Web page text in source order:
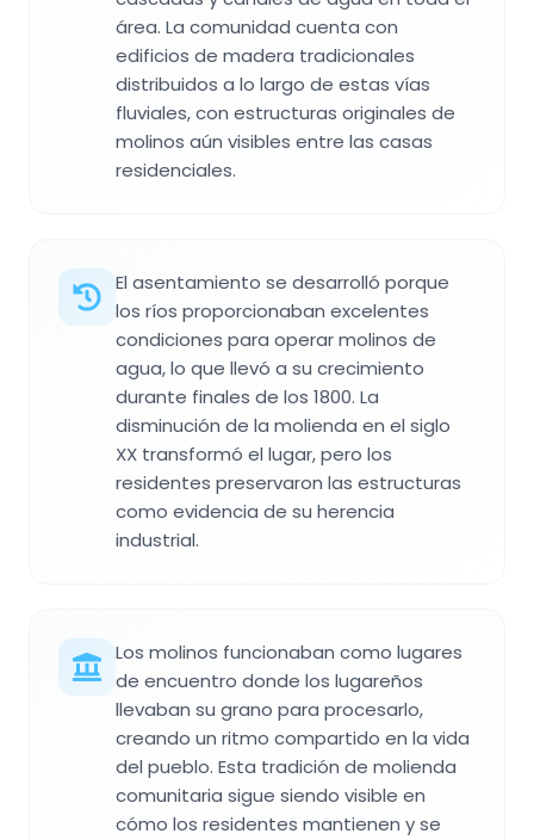
área. La comunidad cuenta con
edificios de madera tradicionales
distribuidos a lo largo de estas vías
fluviales, con estructuras originales de
molinos aún visibles entre las casas
residenciales.
El asentamiento se desarrolló porque
los ríos proporcionaban excelentes
condiciones para operar molinos de
agua, lo que llevó a su crecimiento
durante finales de los 1800. La
disminución de la molienda en el siglo
XX transformó el lugar, pero los
residentes preservaron las estructuras
como evidencia de su herencia
industrial.
Los molinos funcionaban como lugares
de encuentro donde los lugareños
llevaban su grano para procesarlo,
creando un ritmo compartido en la vida
del pueblo. Esta tradición de molienda
comunitaria sigue siendo visible en
cómo los residentes mantienen y se